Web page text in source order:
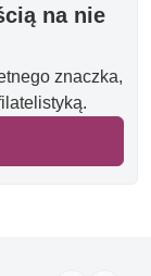
na nie
znaczka,